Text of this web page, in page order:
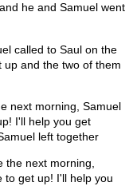
he and Samuel went
called to Saul on the
up and the two of them
next morning, Samuel
I'll help you get
left together
the next morning,
to get up! I'll help you